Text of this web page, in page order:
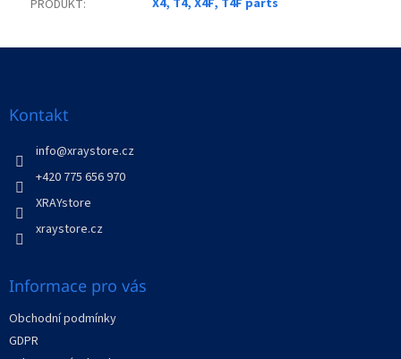
PRODUKT: X4, T4, X4F, T4F parts
Kontakt
info@xraystore.cz
+420 775 656 970
XRAYstore
xraystore.cz
Informace pro vás
Obchodní podmínky
GDPR